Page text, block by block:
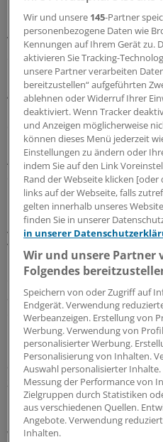
Forschung und Entwicklung.
Von der App gibt es eine
einem Kurztest den
Euro im Jahr gibt es eine
genauer misst sowie die
PDF-Dokumente
dann auch auswerten
Ab März könnten sowohl
durch einen medizinisch-
unterstützt werden, der
Kardiologenteam
Auffälligkeiten würden hier
validiert und mögliche
"Bestätigt das Team die
eine Fehlmessung
ausführliche Bewertung in
erklärt Hübner, der Diplom-
ist und einen Doktor in
Der Nutzer könne dann den
ausführliche Bewertung
zeigen.
Die App könnte auch von
werden, so Hübner. Die
Wir und unsere 145-Partner
personenbezogene Daten wie
Kennungen auf Ihrem Gerät zu.
aktivieren Sie Tracking-
unsere Partner verarbeiten
bereitzustellen“ aufgeführten
ablehnen oder Widerruf Ihrer
deaktiviert. Wenn Tracker
und Anzeigen möglicherweise
können dieses Menü jederzeit
Einstellungen zu ändern oder
indem Sie auf den Link
Rand der Webseite klicken
links auf der Webseite, falls
gelten innerhalb unseres
finden Sie in unserer
in unserer
Wir und unsere Partner
Folgendes
Speichern von oder Zugriff auf
Endgerät. Verwendung
Werbeanzeigen. Erstellung von
Werbung. Verwendung von
personalisierter Werbung.
Personalisierung von Inhalten.
Auswahl personalisierter
Messung der Performance von
Zielgruppen durch Statistiken
aus verschiedenen Quellen.
Angebote. Verwendung
Inhalten.